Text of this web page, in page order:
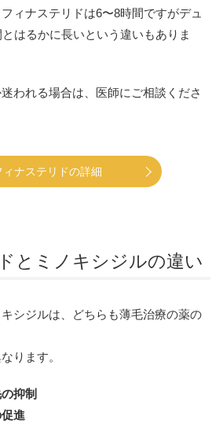
ィナステリドは6〜8時間ですがデュ
はるかに長いという違いもありま
われる場合は、医師にご相談くださ
ィナステリドの詳細
とミノキシジルの違い
シジルは、どちらも薄毛治療の薬の
ります。
抑制
進